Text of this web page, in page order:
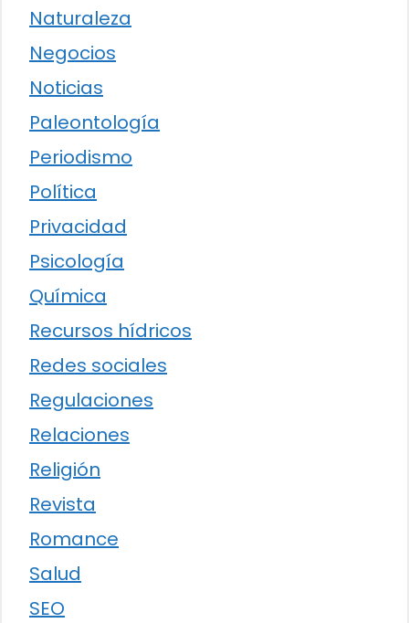
Naturaleza
Negocios
Noticias
Paleontología
Periodismo
Política
Privacidad
Psicología
Química
Recursos hídricos
Redes sociales
Regulaciones
Relaciones
Religión
Revista
Romance
Salud
SEO